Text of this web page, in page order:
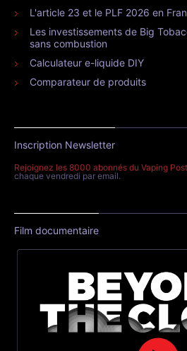
L'article 23 et le PLF 2026 en
Les investissements de Big
sans combustion
Calculateur e-liquide DIY
Comparateur de produits
Inscription Newsletter
Rejoignez les 8000 abonnés du Vaping Post
chaque vendredi par email.
Film documentaire